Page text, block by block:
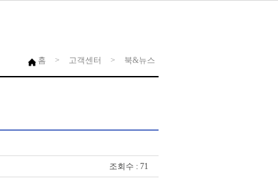
홈 > 고객센터 > 북&뉴스
조회수 : 71